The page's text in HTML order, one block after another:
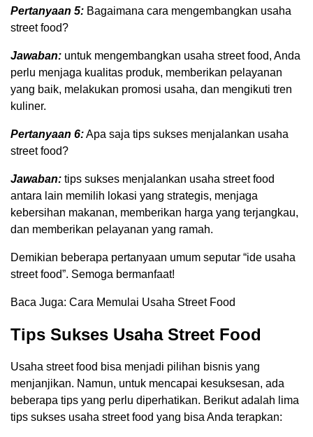
Pertanyaan 5: Bagaimana cara mengembangkan usaha
street food?
Jawaban: untuk mengembangkan usaha street food, Anda
perlu menjaga kualitas produk, memberikan pelayanan
yang baik, melakukan promosi usaha, dan mengikuti tren
kuliner.
Pertanyaan 6:Apa saja tips sukses menjalankan usaha
street food?
Jawaban: tips sukses menjalankan usaha street food
antara lain memilih lokasi yang strategis, menjaga
kebersihan makanan, memberikan harga yang terjangkau,
dan memberikan pelayanan yang ramah.
Demikian beberapa pertanyaan umum seputar “ide usaha
street food”. Semoga bermanfaat!
Baca Juga: Cara Memulai Usaha Street Food
Tips Sukses Usaha Street Food
Usaha street food bisa menjadi pilihan bisnis yang
menjanjikan. Namun, untuk mencapai kesuksesan, ada
beberapa tips yang perlu diperhatikan. Berikut adalah lima
tips sukses usaha street food yang bisa Anda terapkan: